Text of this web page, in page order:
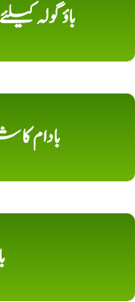
باؤ گولہ
بادام